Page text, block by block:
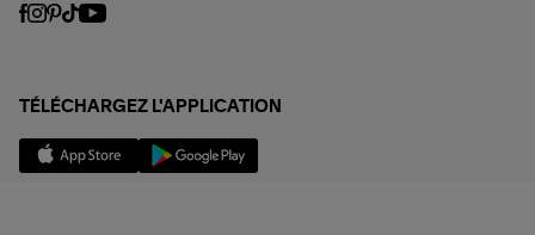
TÉLÉCHARGEZ L'APPLICATION